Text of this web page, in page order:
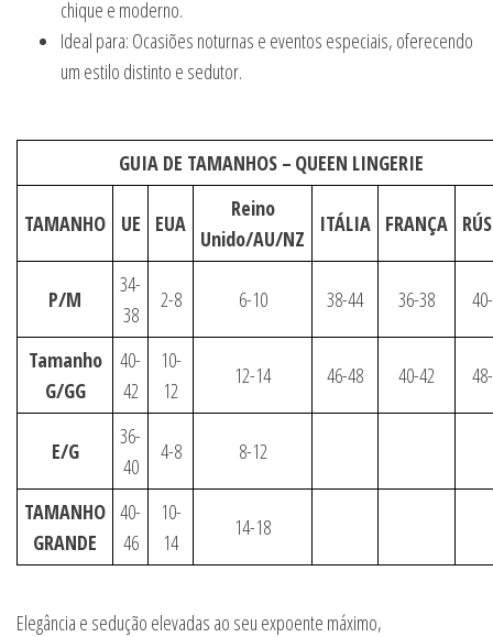
chique e moderno.
Ideal para: Ocasiões noturnas e eventos especiais, oferecendo
um estilo distinto e sedutor.
GUIA DE TAMANHOS – QUEEN LINGERIE
TAMANHO UE EUA
Reino
Unido/AU/NZ
ITÁLIA FRANÇA
P/M
34-
38
2-8 6-10 38-44 36-38
Tamanho
G/GG
40-
42
10-
12
12-14 46-48 40-42
E/G
36-
40
4-8 8-12
TAMANHO
GRANDE
40-
46
10-
14
14-18
Elegância e sedução elevadas ao seu expoente máximo,